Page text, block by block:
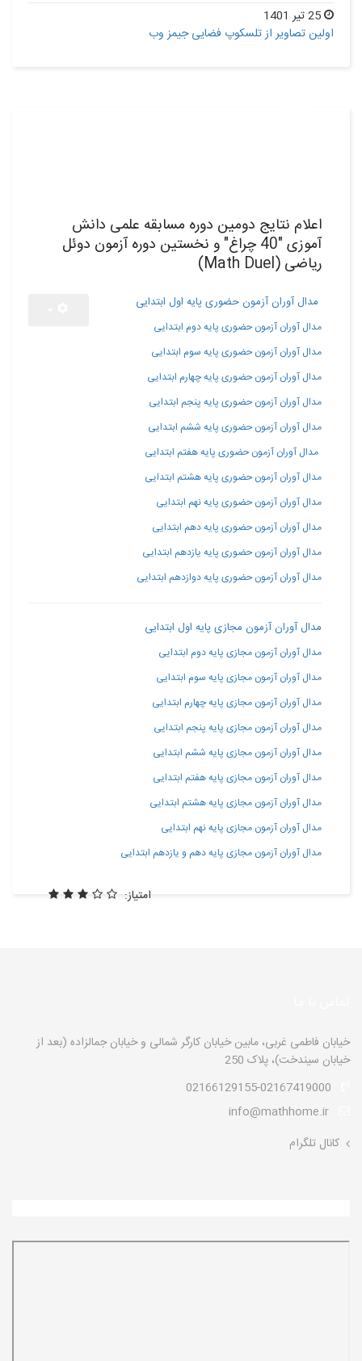
اولین تصاویر از تلسکوپ فضایی جیمز وب
اعلام نتایج دومین دوره مسابقه علمی دانش
آموزی "40 چراغ" و نخستین دوره آزمون دوئل
ریاضی (Math Duel)
مدال آوران آزمون حضوری پایه اول ابتدایی
مدال آوران آزمون حضوری پایه دوم ابتدایی
مدال آوران آزمون حضوری پایه سوم ابتدایی
مدال آوران آزمون حضوری پایه چهارم ابتدایی
مدال آوران آزمون حضوری پایه پنجم ابتدایی
مدال آوران آزمون حضوری پایه ششم ابتدایی
مدال آوران آزمون حضوری پایه هفتم ابتدایی
مدال آوران آزمون حضوری پایه هشتم ابتدایی
مدال آوران آزمون حضوری پایه نهم ابتدایی
مدال آوران آزمون حضوری پایه دهم ابتدایی
مدال آوران آزمون حضوری پایه یازدهم ابتدایی
مدال آوران آزمون حضوری پایه دوازدهم ابتدایی
مدال آوران آزمون مجازی پایه اول ابتدایی
مدال آوران آزمون مجازی پایه دوم ابتدایی
مدال آوران آزمون مجازی پایه سوم ابتدایی
مدال آوران آزمون مجازی پایه چهارم ابتدایی
مدال آوران آزمون مجازی پایه پنجم ابتدایی
مدال آوران آزمون مجازی پایه ششم ابتدایی
مدال آوران آزمون مجازی پایه هفتم ابتدایی
مدال آوران آزمون مجازی پایه هشتم ابتدایی
مدال آوران آزمون مجازی پایه نهم ابتدایی
مدال آوران آزمون مجازی پایه دهم و یازدهم ابتدایی
امتیاز:
خیابان فاطمی غربی، مابین خیابان کارگر شمالی و خیابان جمالزاده (بعد از
خیابان سیندخت)، پلاک 250
کانال تلگرام